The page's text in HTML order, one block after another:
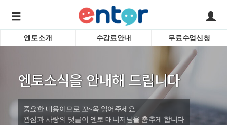
서비스안내
강사소개
회사소개
어린이
시험영
엔토소개 수강료안내 무료수업신청
엔토소식을 안내해 드립니다
중요한 내용이므로 꼬~옥 읽어주세요.
관심과 사랑의 댓글이 엔토 매니저님을 춤추게 합니다